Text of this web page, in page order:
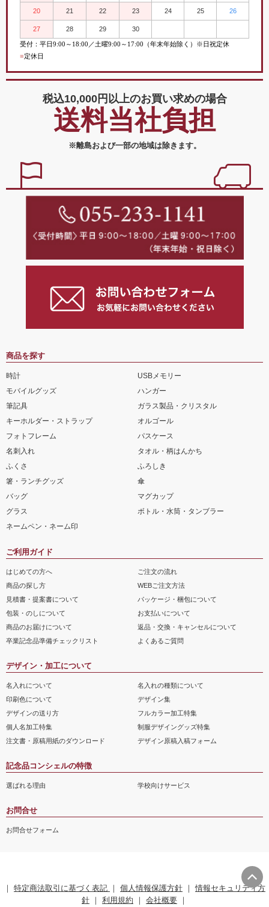
20 21 22 23 24 25 26
27 28 29 30
受付：平日9:00 ～ 18:00／土曜9:00 ～ 17:00（年末年始除く）※日祝定休
■定休日
税込10,000円以上のお買い求めの場合
送料当社負担
※離島および一部の地域は除きます。
商品を探す
時計
USBメモリー
モバイルグッズ
ハンガー
筆記具
ガラス製品・クリスタル
キーホルダー・ストラップ
オルゴール
フォトフレーム
パスケース
名刺入れ
タオル・柄はんかち
ふくさ
ふろしき
箸・ランチグッズ
傘
バッグ
マグカップ
グラス
ボトル・水筒・タンブラー
ネームペン・ネーム印
ご利用ガイド
はじめての方へ
ご注文の流れ
商品の探し方
WEBご注文方法
見積書・提案書について
パッケージ・梱包について
包装・のしについて
お支払いについて
商品のお届けについて
返品・交換・キャンセルについて
卒業記念品準備チェックリスト
よくあるご質問
デザイン・加工について
名入れについて
名入れの種類について
印刷色について
デザイン集
デザインの送り方
フルカラー加工特集
個人名加工特集
制服デザイングッズ特集
注文書・原稿用紙のダウンロード
デザイン原稿入稿フォーム
記念品コンシェルの特徴
選ばれる理由 学校向けサービス
お問合せ
お問合せフォーム
｜ 特定商法取引に基づく表記 ｜ 個人情報保護方針 ｜情報セキュリティ方
針 ｜ 利用規約 ｜ 会社概要 ｜